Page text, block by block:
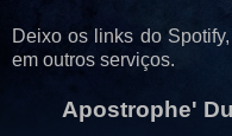
Deixo os links do
em outros serviços.
Apostrophe'